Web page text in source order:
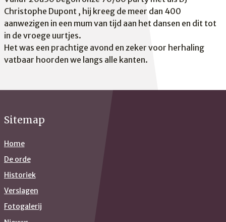
Christophe Dupont , hij kreeg de meer dan 400
aanwezigen in een mum van tijd aan het dansen en dit tot
in de vroege uurtjes.
Het was een prachtige avond en zeker voor herhaling
vatbaar hoorden we langs alle kanten.
Sitemap
Home
De orde
Historiek
Verslagen
Fotogalerij